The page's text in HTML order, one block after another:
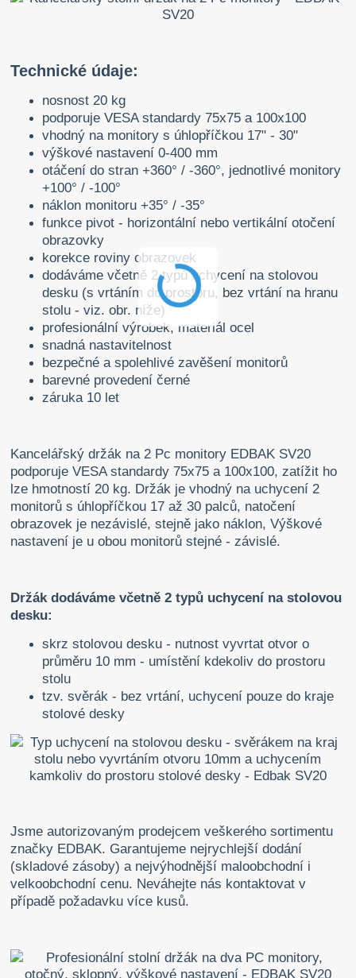
Technické údaje:
nosnost 20 kg
podporuje VESA standardy 75x75 a 100x100
vhodný na monitory s úhlopříčkou 17" - 30"
výškové nastavení 0-400 mm
otáčení do stran +360° / -360°, jednotlivé monitory
+100° / -100°
náklon monitoru +35° / -35°
funkce pivot - horizontální nebo vertikální otočení
obrazovky
korekce roviny obrazovek
dodáváme včetně 2 typů uchycení na stolovou
desku (s vrtáním do prostoru, bez vrtání na hranu
stolu - viz. obr. níže)
profesionální výrobek, materiál ocel
snadná nastavitelnost
bezpečné a spolehlivé zavěšení monitorů
barevné provedení černé
záruka 10 let
Kancelářský držák na 2 Pc monitory EDBAK SV20
podporuje VESA standardy 75x75 a 100x100, zatížit ho
lze hmotností 20 kg. Držák je vhodný na uchycení 2
monitorů s úhlopříčkou 17 až 30 palců, natočení
obrazovek je nezávislé, stejně jako náklon, Výškové
nastavení je u obou monitorů stejné - závislé.
Držák dodáváme včetně 2 typů uchycení na stolovou
desku:
skrz stolovou desku - nutnost vyvrtat otvor o
průměru 10 mm - umístění kdekoliv do prostoru
stolu
tzv. svěrák - bez vrtání, uchycení pouze do kraje
stolové desky
Jsme autorizovaným prodejcem veškerého sortimentu
značky EDBAK. Garantujeme nejrychlejší dodání
(skladové zásoby) a nejvýhodnější maloobchodní i
velkoobchodní cenu. Neváhejte nás kontaktovat v
případě požadavku více kusů.